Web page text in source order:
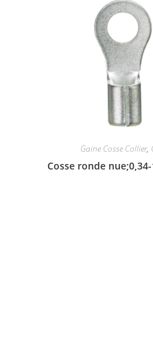
Gaine Cosse Collier,
Cosse ronde